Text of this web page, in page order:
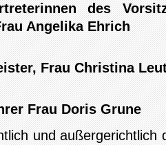
des
Angelika Ehrich
Frau Christina
Frau Doris Grune
und außergerichtlich